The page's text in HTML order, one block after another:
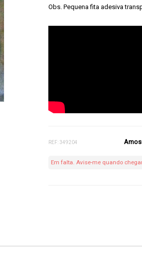
Obs. Pequena fita adesiva
REF: 349204
Em falta. Avise-me quando